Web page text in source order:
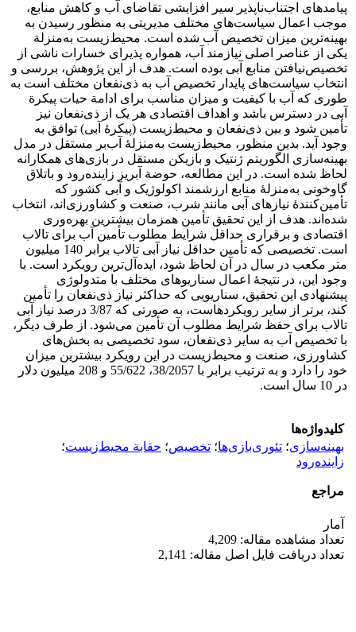
پیامدهای اجتناب‌ناپذیر سیر افزایشی تقاضای آب و کاهش منابع،
موجب اعمال سیاست‌های مختلف مدیریتی به منظور رسیدن به
بهینه‌ترین میزان تخصیص آب شده است. محیط‌زیست به‌منزلة
یکی از عناصر اصلی نیازمند آب، همواره پذیرای خسارات ناشی از
تخصیص‌نیافتن منابع آبی بوده است. هدف از این پژوهش، بررسی و
انتخاب سیاست‌های پایدار تخصیص آب به ذی‌نفعان مختلف است به
طوری که آب با کیفیت و میزان مناسب برای ادامة حیات پیکرة
آبی در دسترس باشد و اهداف اقتصادی هر یک از ذی‌نفعان نیز
تأمین شود و بین ذی‌نفعان و محیط‌زیست (پیکرۀ آبی) توافق به
وجود آید. بدین منظور، محیط‌زیست به‌منزلۀ آب‌بر مستقل در مدل
بهینه‌سازی الگوریتم ژنتیک و بازیکن مستقل در بازی‌های همکارانه
لحاظ شده است. در این مطالعه، حوضة آبریز زاینده‌رود و باتلاق
گاوخونی به‌منزلۀ منابع ارزشمند اکولوژیک و آبی کشور که
تأمین‌کنندۀ نیازهای آبی مانند شرب، صنعت و کشاورزی‌اند، انتخاب
شده‌اند. هدف از این تحقیق تأمین همزمان بیشترین بهره‌وری
اقتصادی و برقراری حداقل شرایط مطلوب تأمین آب برای تالاب
است. تخصیصی که تأمین حداقل نیاز آبی تالاب برابر 140 میلیون
متر مکعب در سال در آن لحاظ شود، ایده‌آل‌ترین رویکرد است. با
وجود این، در نتیجۀ اعمال سناریوهای مختلف با متدولوژی
پیشنهادی این تحقیق، سناریویی که حداکثر نیاز ذی‌نفعان را تأمین
کند، برتر از سایر رویکردهاست، به صورتی که 3/87 درصد نیاز آبی
تالاب برای حفظ شرایط مطلوب آن تأمین می‌شود. از طرف دیگر،
با تخصیص آب به سایر ذی‌نفعان، سود تخصیصی به بخش‌های
کشاورزی، صنعت و محیط‌زیست در این رویکرد بیشترین میزان
خود را دارد و به ترتیب برابر با 38/2057، 55/622 و 208 میلیون دلار
در 10 سال است.
کلیدواژه‌ها
بهینه‌سازی؛ تئوری‌بازی‌ها؛ تخصیص؛ حقابة محیط‌زیست؛
زاینده‌رود
مراجع
آمار
تعداد مشاهده مقاله: 4,209
تعداد دریافت فایل اصل مقاله: 2,141